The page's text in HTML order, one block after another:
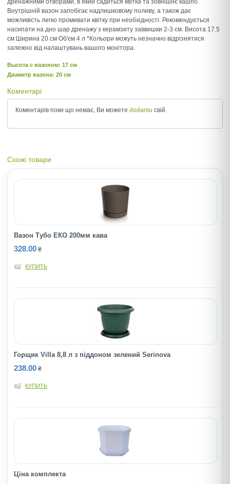
дренажними отворами, в який садиться квітка та зовнішнє кашпо.
Внутрішній вазон запобігає надлишковому поливу, а також дає
можливість легко промивати квітку при необхідності. Рекомендується
насипати на дно шар дренажу з керамзиту заввишки 2-3 см. Висота 17.5
см Ширина 20 см Об'єм 4 л *Кольори можуть незначно відрізнятися
залежно від налаштувань вашого монітора.
Высота c вазоном: 17 см
Диаметр вазона: 20 см
Коментарі
Коментарів поки що немає, Ви можете додати свій.
Схожі товари
Вазон Тубо ЕКО 200мм кава
328.00 ₴
КУПИТЬ
Горщик Villa 8,8 л з піддоном зелений Serinova
238.00 ₴
КУПИТЬ
Ціна комплекта